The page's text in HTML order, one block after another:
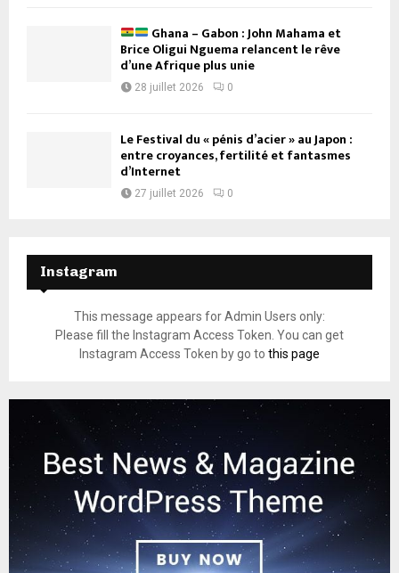
Ghana – Gabon : John Mahama et
Brice Oligui Nguema relancent le rêve
d’une Afrique plus unie
28 juillet 2026 0
Le Festival du « pénis d’acier » au Japon :
entre croyances, fertilité et fantasmes
d’Internet
27 juillet 2026 0
Instagram
This message appears for Admin Users only:
Please fill the Instagram Access Token. You can get
Instagram Access Token by go to this page